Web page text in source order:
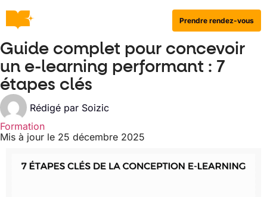
Prendre rendez-vous
Guide complet pour concevoir
un e-learning performant : 7
étapes clés
Rédigé par Soizic
Formation
Mis à jour le 25 décembre 2025